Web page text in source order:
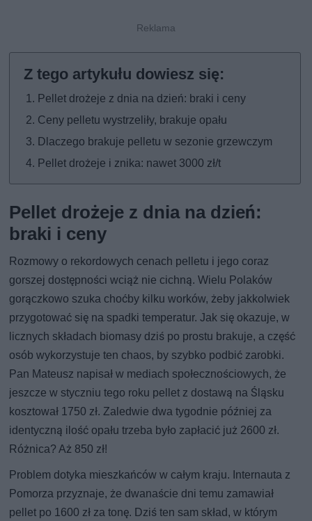
Pellet drożeje z dnia na dzień: braki i ceny
Ceny pelletu wystrzeliły, brakuje opału
Dlaczego brakuje pelletu w sezonie grzewczym
Pellet drożeje i znika: nawet 3000 zł/t
Pellet drożeje z dnia na dzień:
braki i ceny
Rozmowy o rekordowych cenach pelletu i jego coraz
gorszej dostępności wciąż nie cichną. Wielu Polaków
gorączkowo szuka choćby kilku worków, żeby jakkolwiek
przygotować się na spadki temperatur. Jak się okazuje, w
licznych składach biomasy dziś po prostu brakuje, a część
osób wykorzystuje ten chaos, by szybko podbić zarobki.
Pan Mateusz napisał w mediach społecznościowych, że
jeszcze w styczniu tego roku pellet z dostawą na Śląsku
kosztował 1750 zł. Zaledwie dwa tygodnie później za
identyczną ilość opału trzeba było zapłacić już 2600 zł.
Różnica? Aż 850 zł!
Problem dotyka mieszkańców w całym kraju. Internauta z
Pomorza przyznaje, że dwanaście dni temu zamawiał
pellet po 1600 zł za tonę. Dziś ten sam skład, w którym